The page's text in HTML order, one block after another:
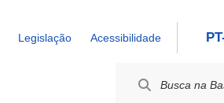
Legislação Acessibilidade